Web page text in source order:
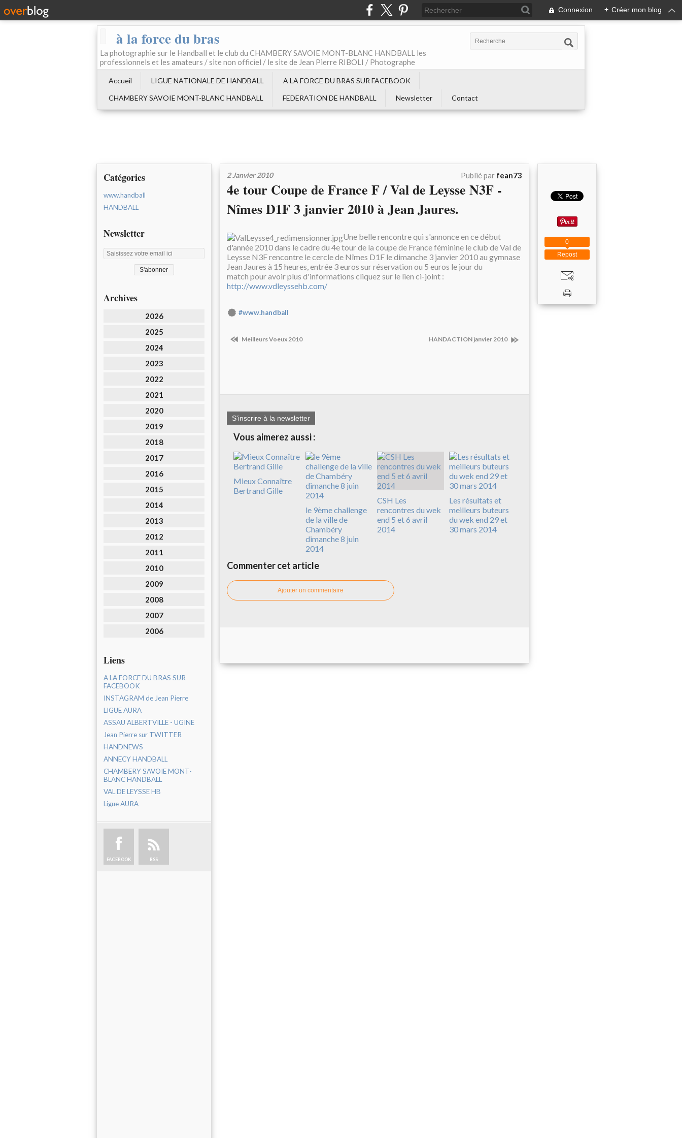
Connexion + Créer mon blog
à la force du bras
La photographie sur le Handball et le club du CHAMBERY SAVOIE MONT-BLANC HANDBALL les
professionnels et les amateurs / site non officiel / le site de Jean Pierre RIBOLI / Photographe
Accueil LIGUE NATIONALE DE HANDBALL
A LA FORCE DU BRAS SUR FACEBOOK
CHAMBERY SAVOIE MONT-BLANC HANDBALL
FEDERATION DE HANDBALL Newsletter Contact
Catégories
www.handball
HANDBALL
Newsletter
Archives
2026
2025
2024
2023
2022
2021
2020
2019
2018
2017
2016
2015
2014
2013
2012
2011
2010
2009
2008
2007
2006
Liens
A LA FORCE DU BRAS SUR
FACEBOOK
INSTAGRAM de Jean Pierre
LIGUE AURA
ASSAU ALBERTVILLE - UGINE
Jean Pierre sur TWITTER
HANDNEWS
ANNECY HANDBALL
CHAMBERY SAVOIE MONT-
BLANC HANDBALL
VAL DE LEYSSE HB
Ligue AURA
FACEBOOK RSS
2 Janvier 2010 Publié par fean73
4e tour Coupe de France F / Val de Leysse N3F -
Nîmes D1F 3 janvier 2010 à Jean Jaures.
Une belle rencontre qui s'annonce en ce début
d'année 2010 dans le cadre du 4e tour de la coupe de France féminine le club de Val de
Leysse N3F rencontre le cercle de Nîmes D1F le dimanche 3 janvier 2010 au gymnase
Jean Jaures à 15 heures, entrée 3 euros sur réservation ou 5 euros le jour du
match pour avoir plus d'informations cliquez sur le lien ci-joint :
http://www.vdleyssehb.com/
#www.handball
Meilleurs Voeux 2010 HANDACTION janvier 2010
S'inscrire à la newsletter
Vous aimerez aussi :
Mieux Connaître
Bertrand Gille
le 9ème challenge
de la ville de
Chambéry
dimanche 8 juin
2014
CSH Les
rencontres du wek
end 5 et 6 avril
2014
Les résultats et
meilleurs buteurs
du wek end 29 et
30 mars 2014
Commenter cet article
Ajouter un commentaire
Repost
0